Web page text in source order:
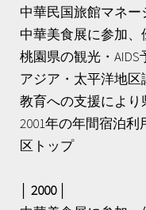
中華民国旅館マネ
中華美食展に参加、
桃園県の観光・
アジア・太平洋地
教育への支援によ
2001年の年間宿泊
区トップ
│ 2000 │